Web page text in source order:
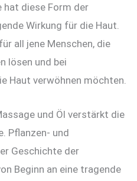
hat diese Form der
Wirkung für die Haut.
all jene Menschen, die
lösen und bei
Haut verwöhnen möchten.
und Öl verstärkt die
Pflanzen- und
Geschichte der
Beginn an eine tragende